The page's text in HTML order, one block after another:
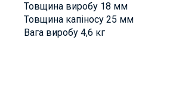
Товщина виробу 18 мм
Товщина капіносу 25 мм
Вага виробу 4,6 кг